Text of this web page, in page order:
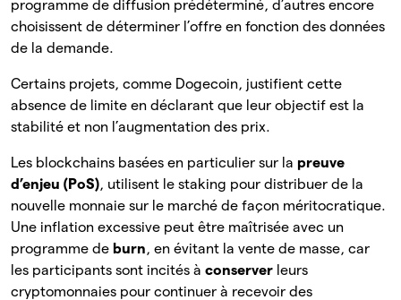
programme de diffusion prédéterminé, d’autres encore
choisissent de déterminer l’offre en fonction des données
de la demande.
Certains projets, comme Dogecoin, justifient cette
absence de limite en déclarant que leur objectif est la
stabilité et non l’augmentation des prix.
Les blockchains basées en particulier sur la preuve
d’enjeu (PoS), utilisent le staking pour distribuer de la
nouvelle monnaie sur le marché de façon méritocratique.
Une inflation excessive peut être maîtrisée avec un
programme de burn, en évitant la vente de masse, car
les participants sont incités à conserver leurs
cryptomonnaies pour continuer à recevoir des